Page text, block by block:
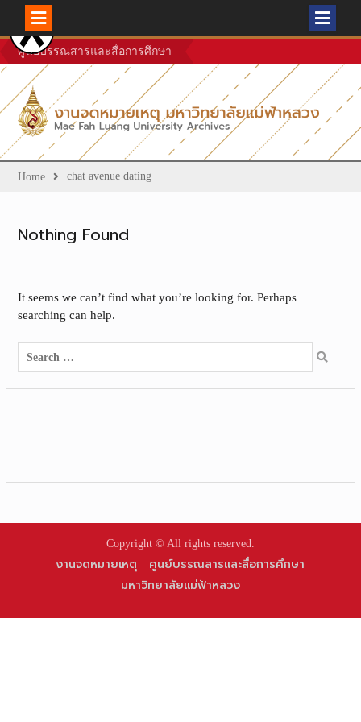
Skip
to
content
ศูนย์บรรณสารและสื่อการศึกษา
Home chat avenue dating
Nothing Found
It seems we can’t find what you’re looking for. Perhaps
searching can help.
Search
for:
Copyright © All rights reserved.
งานจดหมายเหตุ
ศูนย์บรรณสารและสื่อการศึกษา
มหาวิทยาลัยแม่ฟ้าหลวง